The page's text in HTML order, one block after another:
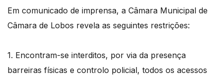
Em comunicado de imprensa, a Câmara Municipal de
Câmara de Lobos revela as seguintes restrições:
1. Encontram-se interditos, por via da presença
barreiras físicas e controlo policial, todos os acessos